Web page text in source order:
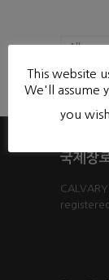
Powered
국제장
This website
We'll assume
you